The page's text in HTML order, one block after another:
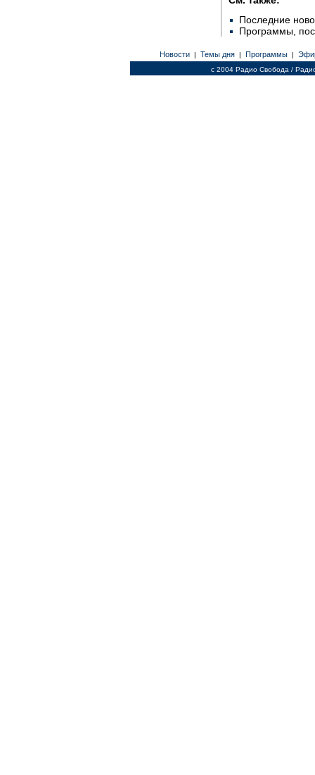
Последние
Программы,
Новости | Темы дня | Программы |
c 2004 Радио Свобода /